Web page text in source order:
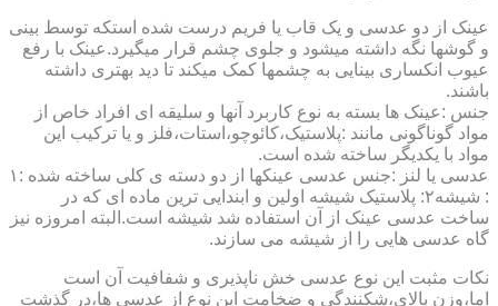
عینک از دو عدسی و یک قاب یا فریم درست شده استکه توسط بینی
و گوشها نگه داشته میشود و جلوی چشم قرار میگیرد.عینک با رفع
عیوب انکساری بینایی به چشمها کمک میکند تا دید بهتری داشته
باشند.
جنس :عینک ها بسته به نوع کاربرد آنها و سلیقه ای افراد خاص از
مواد گوناگونی مانند :پلاستیک،کائوچو،استات،فلز و یا ترکیب این
مواد با یکدیگر ساخته شده است.
عدسی یا لنز :جنس عدسی عینکها از دو دسته ی کلی ساخته شده :۱
: شیشه۲: پلاستیک شیشه اولین و ابندایی ترین ماده ای که در
ساخت عدسی عینک از آن استفاده شد شیشه است.البته امروزه نیز
گاه عدسی هایی را از شیشه می سازند.
نکات مثبت این نوع عدسی خش ناپذیری و شفافیت آن است
اما،وزن بالای،شکنندگی و ضخامت این نوع از عدسی ها،در گذشت